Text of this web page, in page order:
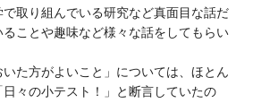
取り組んでいる研究など真面目な話だ
ことや趣味など様々な話をしてもらい
た方がよいこと」については、ほとん
々の小テスト！」と断言していたの